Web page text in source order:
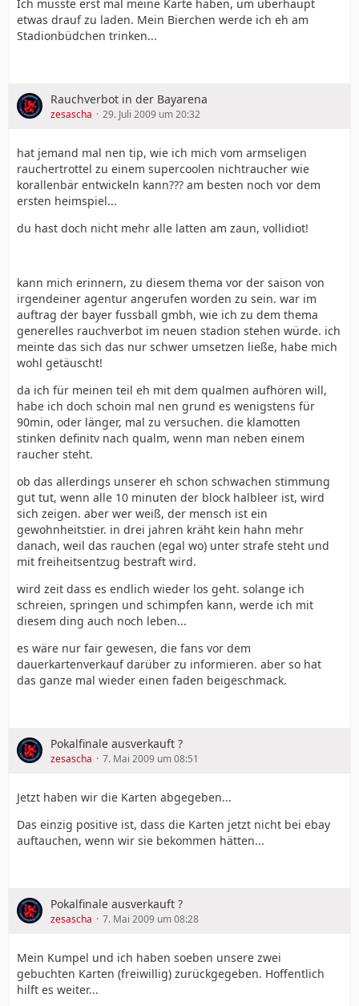
Ich müsste erst mal meine Karte haben, um überhaupt
etwas drauf zu laden. Mein Bierchen werde ich eh am
Stadionbüdchen trinken...
Rauchverbot in der Bayarena
zesascha 29. Juli 2009 um 20:32
hat jemand mal nen tip, wie ich mich vom armseligen
rauchertrottel zu einem supercoolen nichtraucher wie
korallenbär entwickeln kann??? am besten noch vor dem
ersten heimspiel...
du hast doch nicht mehr alle latten am zaun, vollidiot!
kann mich erinnern, zu diesem thema vor der saison von
irgendeiner agentur angerufen worden zu sein. war im
auftrag der bayer fussball gmbh, wie ich zu dem thema
generelles rauchverbot im neuen stadion stehen würde. ich
meinte das sich das nur schwer umsetzen ließe, habe mich
wohl getäuscht!
da ich für meinen teil eh mit dem qualmen aufhören will,
habe ich doch schoin mal nen grund es wenigstens für
90min, oder länger, mal zu versuchen. die klamotten
stinken definitv nach qualm, wenn man neben einem
raucher steht.
ob das allerdings unserer eh schon schwachen stimmung
gut tut, wenn alle 10 minuten der block halbleer ist, wird
sich zeigen. aber wer weiß, der mensch ist ein
gewohnheitstier. in drei jahren kräht kein hahn mehr
danach, weil das rauchen (egal wo) unter strafe steht und
mit freiheitsentzug bestraft wird.
wird zeit dass es endlich wieder los geht. solange ich
schreien, springen und schimpfen kann, werde ich mit
diesem ding auch noch leben...
es wäre nur fair gewesen, die fans vor dem
dauerkartenverkauf darüber zu informieren. aber so hat
das ganze mal wieder einen faden beigeschmack.
Pokalfinale ausverkauft ?
zesascha 7. Mai 2009 um 08:51
Jetzt haben wir die Karten abgegeben...
Das einzig positive ist, dass die Karten jetzt nicht bei ebay
auftauchen, wenn wir sie bekommen hätten...
Pokalfinale ausverkauft ?
zesascha 7. Mai 2009 um 08:28
Mein Kumpel und ich haben soeben unsere zwei
gebuchten Karten (freiwillig) zurückgegeben. Hoffentlich
hilft es weiter...